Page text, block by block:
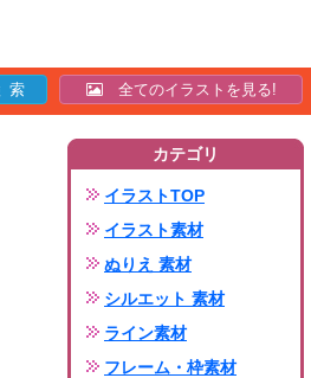
全てのイラストを見る!
カテゴリ
イラストTOP
イラスト素材
ぬりえ 素材
シルエット 素材
ライン素材
フレーム・枠素材